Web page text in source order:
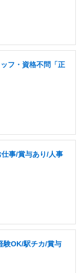
フ・資格不問「正
事/賞与あり/人事
験OK/駅チカ/賞与